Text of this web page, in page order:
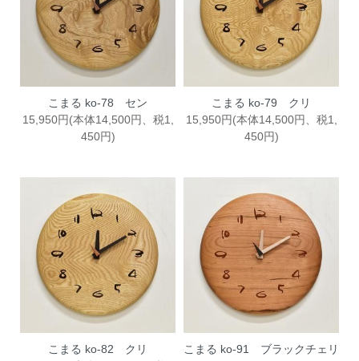
こまる ko-78 セン
15,950円(本体14,500円、税1,
450円)
こまる ko-79 クリ
15,950円(本体14,500円、税1,
450円)
こまる ko-82 クリ
こまる ko-91 ブラックチェリ